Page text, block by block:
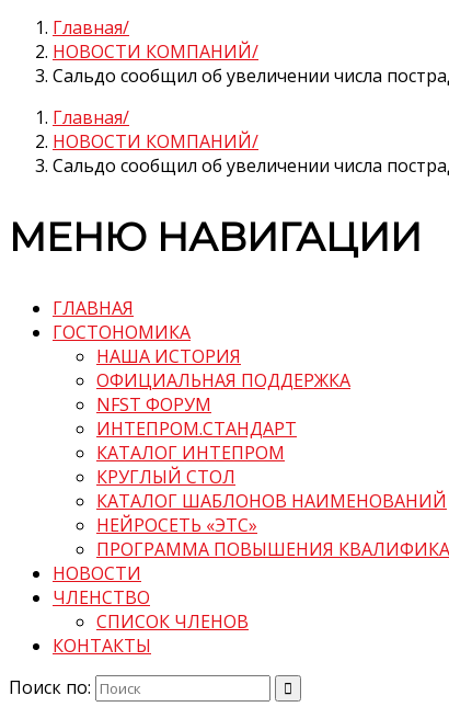
Главная
НОВОСТИ КОМПАНИЙ
Сальдо сообщил об увеличении числа
Главная
НОВОСТИ КОМПАНИЙ
Сальдо сообщил об увеличении числа
МЕНЮ НАВИГАЦИИ
ГЛАВНАЯ
ГОСТОНОМИКА
НАША ИСТОРИЯ
ОФИЦИАЛЬНАЯ ПОДДЕРЖКА
NFST ФОРУМ
ИНТЕПРОМ.СТАНДАРТ
КАТАЛОГ ИНТЕПРОМ
КРУГЛЫЙ СТОЛ
КАТАЛОГ ШАБЛОНОВ НАИМЕНОВАНИЙ
НЕЙРОСЕТЬ «ЭТС»
ПРОГРАММА ПОВЫШЕНИЯ
НОВОСТИ
ЧЛЕНСТВО
СПИСОК ЧЛЕНОВ
КОНТАКТЫ
Поиск по: